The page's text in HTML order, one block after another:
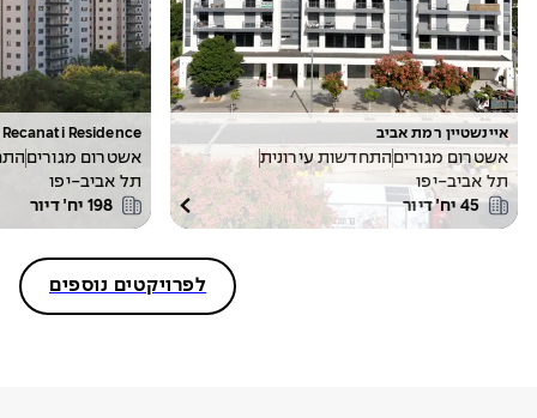
איינשטיין רמת אביב
אשטרום מגורים התחדשות עירונית
תל אביב-יפו
45 יח׳ דיור
Recanati Residence
אשטרום מגורים
תל אביב-יפו
198 יח׳ דיור
לפרויקטים נוספים